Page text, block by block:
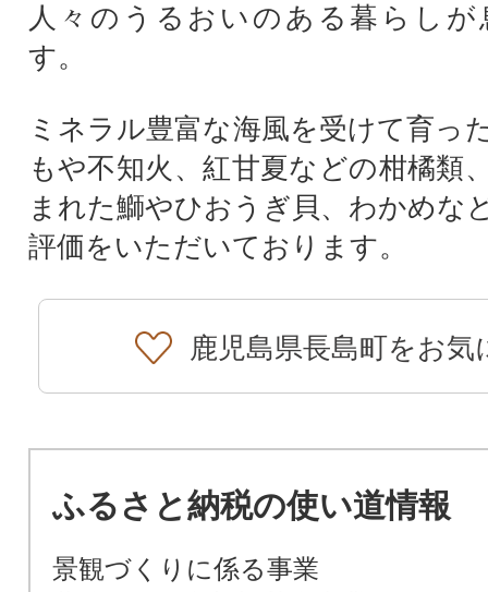
人々のうるおいのある暮らし
す。
ミネラル豊富な海風を受けて育っ
もや不知火、紅甘夏などの柑橘類
まれた鰤やひおうぎ貝、わかめな
評価をいただいております。
鹿児島県長島町をお気
ふるさと納税の使い道情報
景観づくりに係る事業